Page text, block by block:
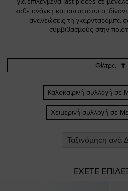
για επιλεγμένα last pieces σε
κάθε ανάγκη και σωματότυπο,
ανανεώσεις τη γκαρνταρόμπα
συμβιβασμούς στην
Φίλτρα
Καλοκαιρινή συλλογή σε
Χειμερινή συλλογή σε
ΕΧΕΤΕ